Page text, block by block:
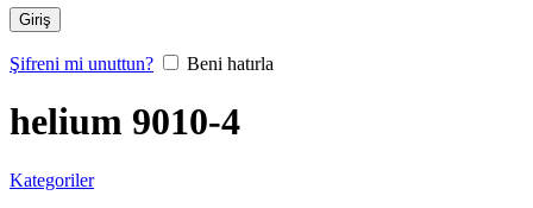
Giriş
Şifreni mi unuttun? Beni hatırla
helium 9010-4
Kategoriler